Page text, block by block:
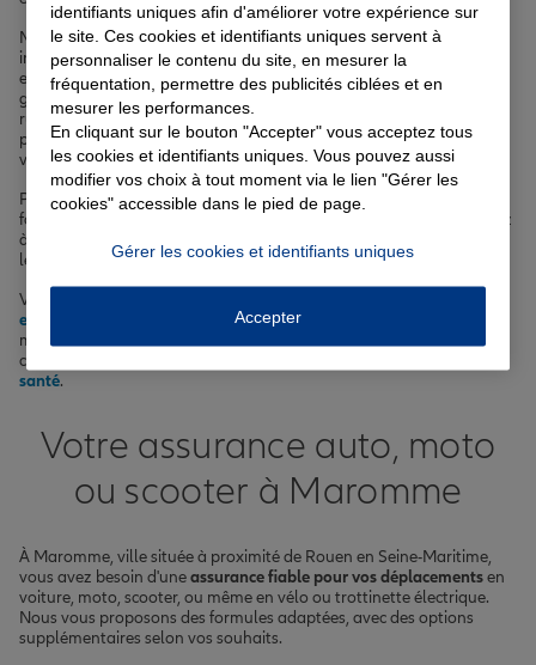
Maromme, avec ses près de 11 000 habitants, son patrimoine
industriel remarquable comme l'ancienne Usine Brossette et ses
espaces verts tels que le Parc Signa, bénéficie d'une situation
géographique avantageuse. Que vous empruntiez régulièrement la
rue des Martyrs de la Résistance ou la rue Louis Pasteur, nous
pouvons vous accompagner avec des solutions sur-mesure pour
votreassurance à Maromme.
Pour votreassurance auto à Maromme, nous vous proposons des
formules adaptées à vos besoins et à votre budget. Si vous cherchez
à assurer votre logement, notre
assurance habitation
les garanties essentielles pour protéger vos biens.
Vous avez un projet immobilier à Maromme ? Notre
emprunteur
vous permettra de sécuriser votre prêt dans les
meilleures conditions. Enfin, pour prendre soin de votre santé et de
celle de vos proches, découvrez nos solutions de
santé.
Votre assurance auto, moto
ou scooter à Maromme
À Maromme, ville située à proximité de Rouen en Seine-Maritime,
vous avez besoin d'uneassurance fiable pour vos déplacementsen
voiture, moto, scooter, ou même en vélo ou trottinette électrique.
Nous vous proposons des formules adaptées, avec des options
supplémentaires selon vos souhaits.
identifiants uniques afin d'améliorer votre expérience sur
le site. Ces cookies et identifiants uniques servent à
personnaliser le contenu du site, en mesurer la
fréquentation, permettre des publicités ciblées et en
mesurer les performances.
En cliquant sur le bouton "Accepter" vous acceptez tous
les cookies et identifiants uniques. Vous pouvez aussi
modifier vos choix à tout moment via le lien "Gérer les
cookies" accessible dans le pied de page.
Gérer les cookies et identifiants uniques
Accepter